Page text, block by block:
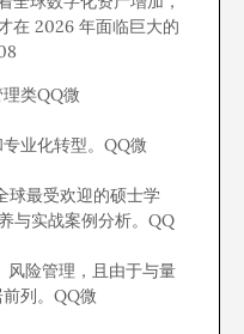
在 2026 年面临巨大的
类QQ微
业化转型。QQ微
球最受欢迎的硕士学
与实战案例分析。QQ
风险管理，且由于与量
列。QQ微